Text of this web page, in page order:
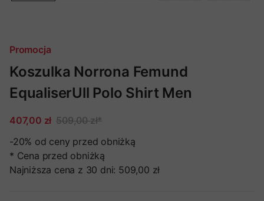
Promocja
Koszulka Norrona Femund
EqualiserUll Polo Shirt Men
407,00 zł 509,00 zł*
-20% od ceny przed obniżką
* Cena przed obniżką
Najniższa cena z 30 dni: 509,00 zł